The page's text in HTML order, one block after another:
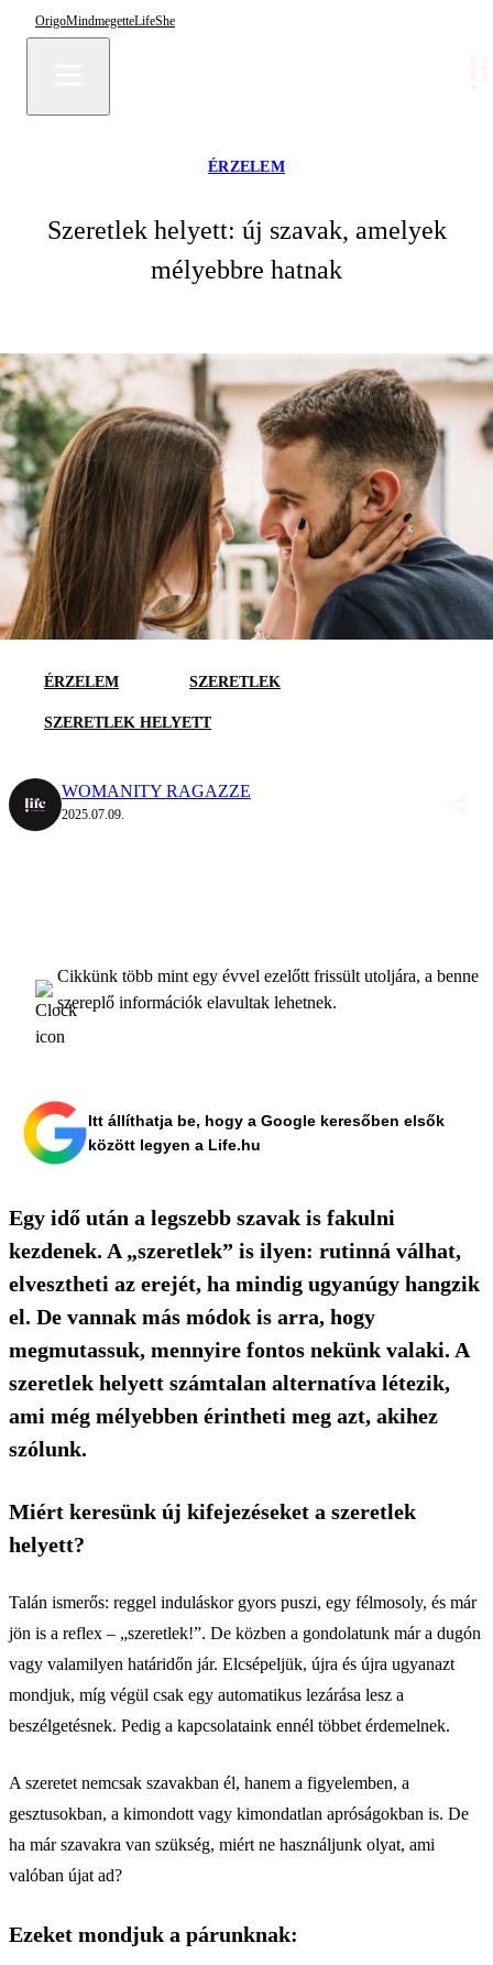
OrigoMindmegetteLifeShe
ÉRZELEM
Szeretlek helyett: új szavak, amelyek
mélyebbre hatnak
ÉRZELEM SZERETLEK
SZERETLEK HELYETT
WOMANITY RAGAZZE
2025.07.09.
Cikkünk több mint egy évvel ezelőtt frissült utoljára, a benne
szereplő információk elavultak lehetnek.
Itt állíthatja be, hogy a Google keresőben elsők
között legyen a Life.hu
Egy idő után a legszebb szavak is fakulni
kezdenek. A „szeretlek” is ilyen: rutinná válhat,
elvesztheti az erejét, ha mindig ugyanúgy hangzik
el. De vannak más módok is arra, hogy
megmutassuk, mennyire fontos nekünk valaki. A
szeretlek helyett számtalan alternatíva létezik,
ami még mélyebben érintheti meg azt, akihez
szólunk.
Miért keresünk új kifejezéseket a szeretlek
helyett?
Talán ismerős: reggel induláskor gyors puszi, egy félmosoly, és már
jön is a reflex – „szeretlek!”. De közben a gondolatunk már a dugón
vagy valamilyen határidőn jár. Elcsépeljük, újra és újra ugyanazt
mondjuk, míg végül csak egy automatikus lezárása lesz a
beszélgetésnek. Pedig a kapcsolataink ennél többet érdemelnek.
A szeretet nemcsak szavakban él, hanem a figyelemben, a
gesztusokban, a kimondott vagy kimondatlan apróságokban is. De
ha már szavakra van szükség, miért ne használjunk olyat, ami
valóban újat ad?
Ezeket mondjuk a párunknak: